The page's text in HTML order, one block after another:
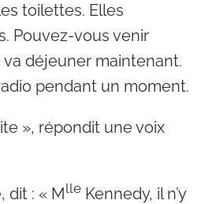
toilettes. Elles
Pouvez-vous venir
va déjeuner maintenant.
pendant un moment.
», répondit une voix
dit : « Mlle Kennedy, il n’y